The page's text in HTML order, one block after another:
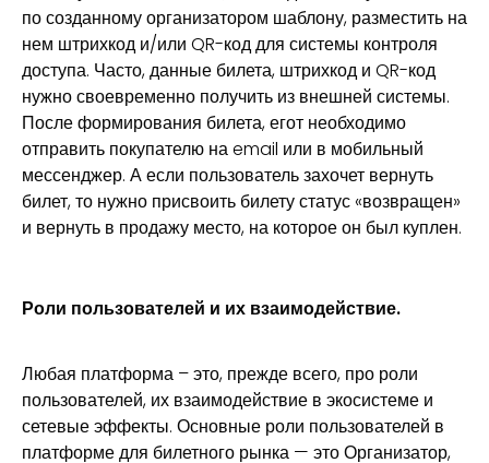
по созданному организатором шаблону, разместить на
нем штрихкод и/или QR-код для системы контроля
доступа. Часто, данные билета, штрихкод и QR-код
нужно своевременно получить из внешней системы.
После формирования билета, егот необходимо
отправить покупателю на email или в мобильный
мессенджер. А если пользователь захочет вернуть
билет, то нужно присвоить билету статус «возвращен»
и вернуть в продажу место, на которое он был куплен.
Роли пользователей и их взаимодействие.
Любая платформа – это, прежде всего, про роли
пользователей, их взаимодействие в экосистеме и
сетевые эффекты. Основные роли пользователей в
платформе для билетного рынка — это Организатор,